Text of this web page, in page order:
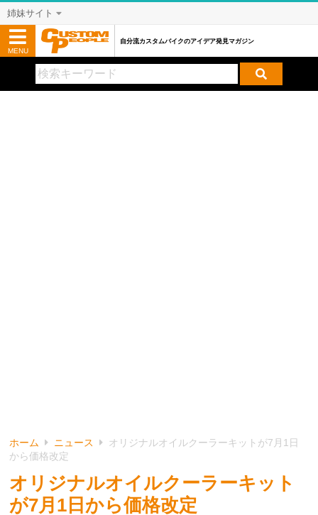
ホーム ニュース
オリジナルオイルクーラーキットが7月1日
から価格改定
オリジナルオイルクーラーキット
が7月1日から価格改定
姉妹サイト
MENU
自分流カスタムバイクのアイデア発見マガジン